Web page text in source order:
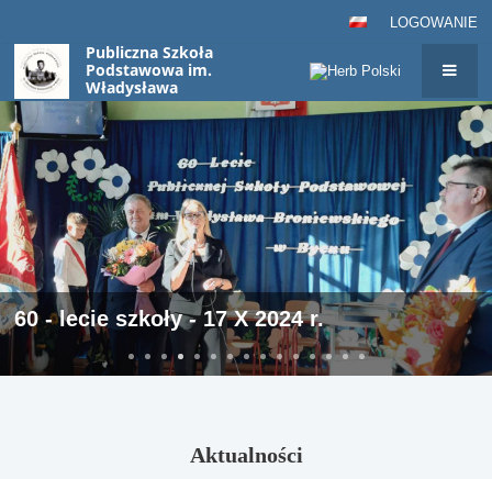
LOGOWANIE
Publiczna Szkoła
Podstawowa im.
Władysława
Broniewskiego w Byczu
Aktualności